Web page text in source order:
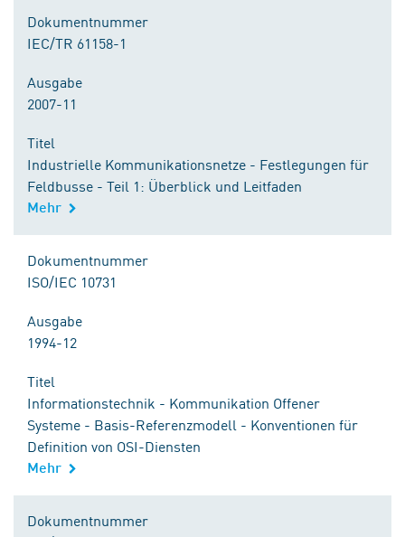
Dokumentnummer
IEC/TR 61158-1
Ausgabe
2007-11
Titel
Industrielle Kommunikationsnetze - Festlegungen für
Feldbusse - Teil 1: Überblick und Leitfaden
Mehr
Dokumentnummer
ISO/IEC 10731
Ausgabe
1994-12
Titel
Informationstechnik - Kommunikation Offener
Systeme - Basis-Referenzmodell - Konventionen für
Definition von OSI-Diensten
Mehr
Dokumentnummer